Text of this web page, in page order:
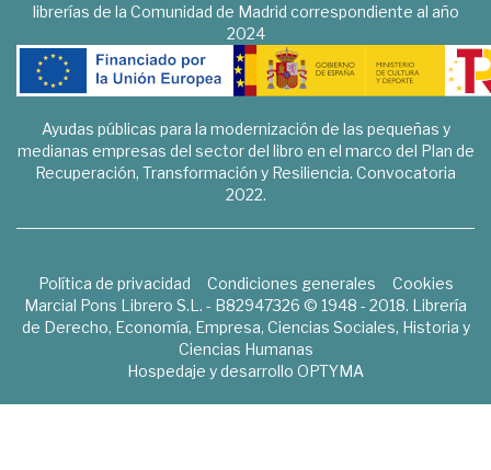
librerías de la Comunidad de Madrid correspondiente al año
2024
Ayudas públicas para la modernización de las pequeñas y
medianas empresas del sector del libro en el marco del Plan de
Recuperación, Transformación y Resiliencia. Convocatoria
2022.
Política de privacidad Condiciones generales
Cookies
Marcial Pons Librero S.L. - B82947326 © 1948 - 2018. Librería
de Derecho, Economía, Empresa, Ciencias Sociales, Historia y
Ciencias Humanas
Hospedaje y desarrollo OPTYMA